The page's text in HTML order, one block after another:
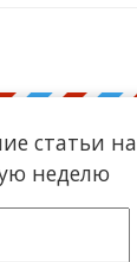
статьи на
неделю